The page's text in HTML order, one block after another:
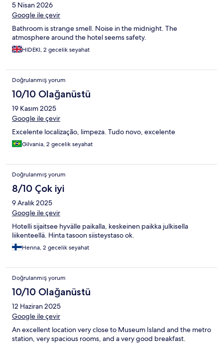
5 Nisan 2026
Google ile çevir
Bathroom is strange smell. Noise in the midnight. The
atmosphere around the hotel seems safety.
HIDEKI, 2 gecelik seyahat
Doğrulanmış yorum
10/10 Olağanüstü
19 Kasım 2025
Google ile çevir
Excelente localização, limpeza. Tudo novo, excelente
Gilvania, 2 gecelik seyahat
Doğrulanmış yorum
8/10 Çok iyi
9 Aralık 2025
Google ile çevir
Hotelli sijaitsee hyvälle paikalla, keskeinen paikka julkisella
liikenteellä. Hinta tasoon siisteystaso ok.
Henna, 2 gecelik seyahat
Doğrulanmış yorum
10/10 Olağanüstü
12 Haziran 2025
Google ile çevir
An excellent location very close to Museum Island and the metro
station, very spacious rooms, and a very good breakfast.